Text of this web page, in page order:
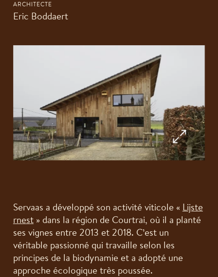
ARCHITECTE
Eric Boddaert
Servaas a développé son activité viticole « Lijste
rnest» dans la région de Courtrai, où il a planté
ses vignes entre 2013 et 2018. C’est un
véritable passionné qui travaille selon les
principes de la biodynamie et a adopté une
approche écologique très poussée.